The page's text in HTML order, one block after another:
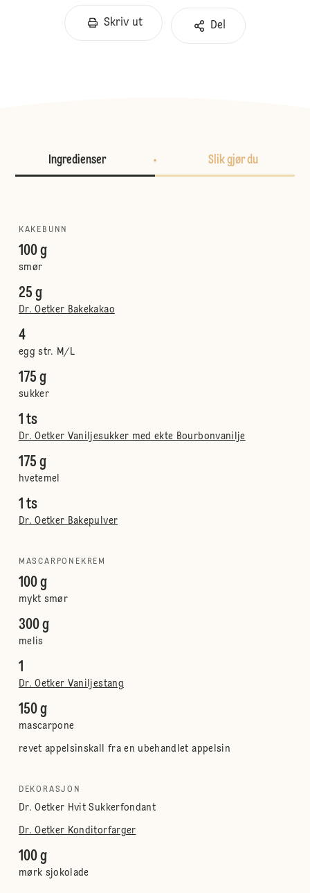
Skriv ut Del
Ingredienser Slik gjør du
KAKEBUNN
100 g
smør
25 g
Dr. Oetker Bakekakao
4
egg str. M/L
175 g
sukker
1 ts
Dr. Oetker Vaniljesukker med ekte Bourbonvanilje
175 g
hvetemel
1 ts
Dr. Oetker Bakepulver
MASCARPONEKREM
100 g
mykt smør
300 g
melis
1
Dr. Oetker Vaniljestang
150 g
mascarpone
revet appelsinskall fra en ubehandlet appelsin
DEKORASJON
Dr. Oetker Hvit Sukkerfondant
Dr. Oetker Konditorfarger
100 g
mørk sjokolade